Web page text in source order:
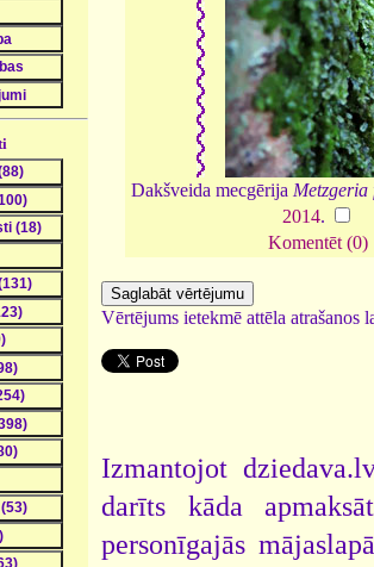
Dakšveida mecgērija Metzgeria
2014.
Komentēt (0)
Vērtējums ietekmē attēla atrašanos
Izmantojot
darīts kāda
personīgajās